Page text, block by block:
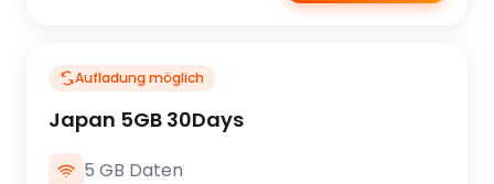
Aufladung möglich
Japan 5GB 30Days
5 GB Daten